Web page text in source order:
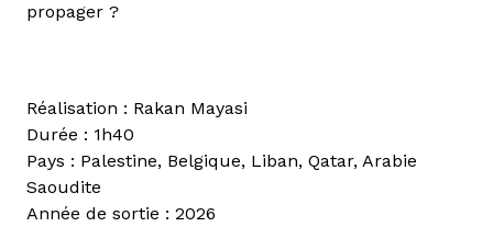
propager ?
Réalisation : Rakan Mayasi
Durée : 1h40
Pays : Palestine, Belgique, Liban, Qatar, Arabie
Saoudite
Année de sortie : 2026